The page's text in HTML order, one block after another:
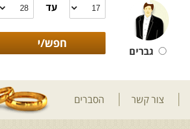
גברים
עד
צור קשר הסברים